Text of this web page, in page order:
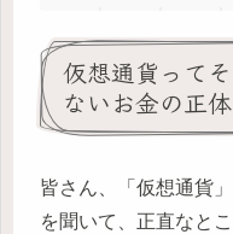
仮想通貨って
ないお金の正体
皆さん、「仮想通貨
を聞いて、正直なと